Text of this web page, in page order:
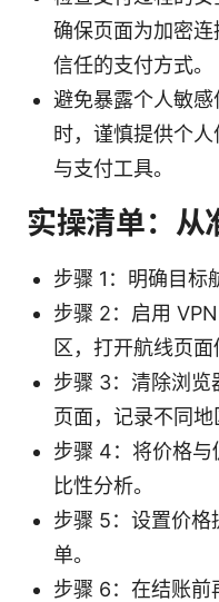
确保页面为加密
信任的支付方式。
避免暴露个人敏
时，谨慎提供个
与支付工具。
实操清单：从
步骤 1：明确目标
步骤 2：启用
区，打开航线页面
步骤 3：清除浏览
页面，记录不同地
步骤 4：将价格与
比性分析。
步骤 5：设置价格
单。
步骤 6：在结账前